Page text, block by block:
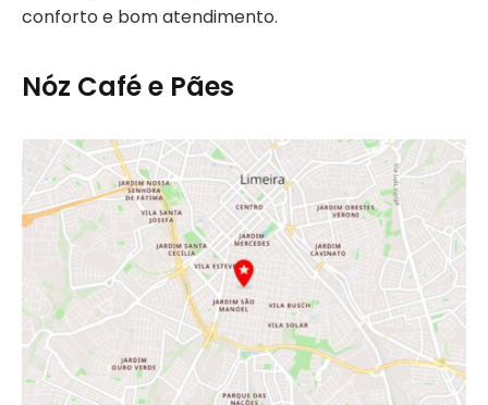
conforto e bom atendimento.
Nóz Café e Pães